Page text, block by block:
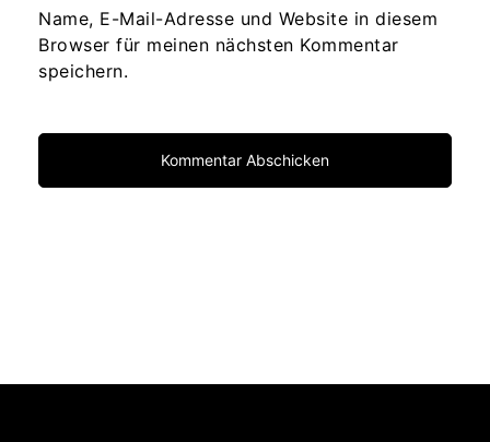
Name, E-Mail-Adresse und Website in diesem
Browser für meinen nächsten Kommentar
speichern.